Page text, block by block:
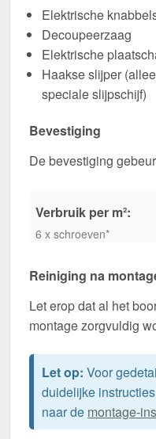
Elektrische
Decoupeerzaag
Elektrische
Haakse slijper
speciale slijpschijf)
Bevestiging
De bevestiging
Verbruik per m²:
6 x schroeven*
Reiniging na
Let erop dat al het
montage zorgvuldig
Let op: Voor
duidelijke
naar de montage-